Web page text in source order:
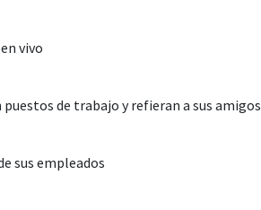
vivo
de trabajo y refieran a sus amigos
sus empleados